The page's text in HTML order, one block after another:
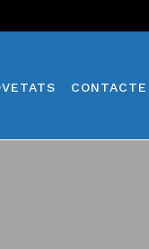
CONTACTE